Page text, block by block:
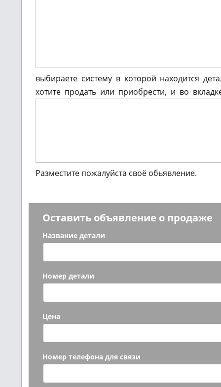
выбираете систему в которой находится
хотите продать или приобрести, и во
Разместите пожалуйста своё обьявление.
Оставить объявление о продаже
Название детали
Номер детали
Цена
Номер телефона для связи